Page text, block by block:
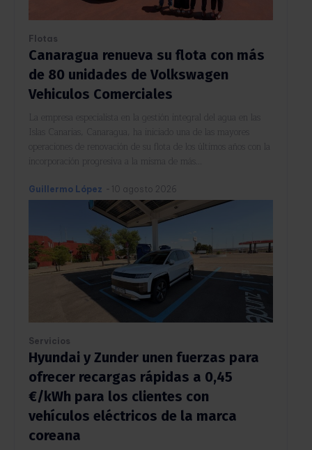
Flotas
Canaragua renueva su flota con más
de 80 unidades de Volkswagen
Vehiculos Comerciales
La empresa especialista en la gestión integral del agua en las
Islas Canarias, Canaragua, ha iniciado una de las mayores
operaciones de renovación de su flota de los últimos años con la
incorporación progresiva a la misma de más...
Guillermo López - 10 agosto 2026
Servicios
Hyundai y Zunder unen fuerzas para
ofrecer recargas rápidas a 0,45
€/kWh para los clientes con
vehículos eléctricos de la marca
coreana